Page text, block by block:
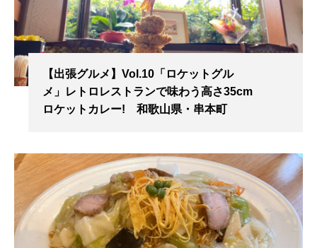
【出張グルメ】Vol.10「ロケットグル
メ」レトロレストランで味わう高さ35cm
ロケットカレー! 和歌山県・串本町